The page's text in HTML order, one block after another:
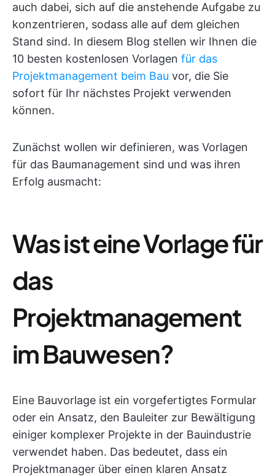
auch dabei, sich auf die anstehende Aufgabe zu
konzentrieren, sodass alle auf dem gleichen
Stand sind. In diesem Blog stellen wir Ihnen die
10 besten kostenlosen Vorlagen für das
Projektmanagement beim Bau vor, die Sie
sofort für Ihr nächstes Projekt verwenden
können.
Zunächst wollen wir definieren, was Vorlagen
für das Baumanagement sind und was ihren
Erfolg ausmacht:
Was ist eine Vorlage für
das
Projektmanagement
im Bauwesen?
Eine Bauvorlage ist ein vorgefertigtes Formular
oder ein Ansatz, den Bauleiter zur Bewältigung
einiger komplexer Projekte in der Bauindustrie
verwendet haben. Das bedeutet, dass ein
Projektmanager über einen klaren Ansatz